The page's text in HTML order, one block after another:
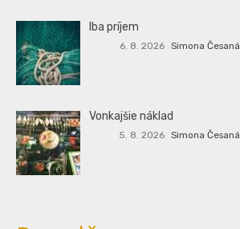
Iba príjem
6. 8. 2026 Simona Česaná
Vonkajšie náklad
5. 8. 2026 Simona Česaná